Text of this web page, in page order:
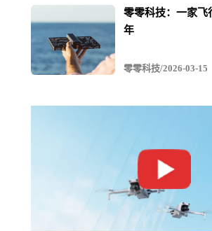
零零科技：一家飞
年
零零科技/2026-03-15